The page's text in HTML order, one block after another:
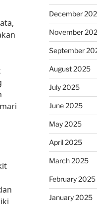
December
November
September
August 2025
July 2025
June 2025
May 2025
April 2025
March 2025
February 2025
January 2025